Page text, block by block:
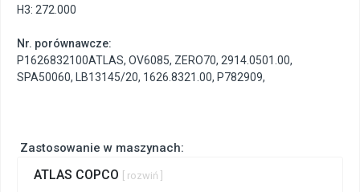
Zastosowanie w maszynach:
ATLAS COPCO [ rozwiń ]
H3: 272.000
Nr. porównawcze:
P1626832100ATLAS, OV6085, ZERO70, 2914.0501.00,
SPA50060, LB13145/20, 1626.8321.00, P782909,